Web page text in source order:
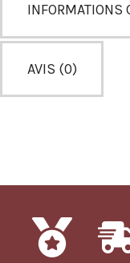
INFORMATIONS
AVIS (0)